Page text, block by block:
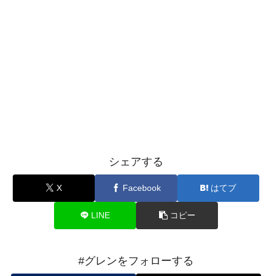
シェアする
X Facebook はてブ
LINE コピー
#グレンをフォローする